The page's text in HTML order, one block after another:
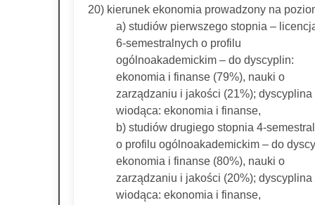
20) kierunek ekonomia prowadzony na
a) studiów pierwszego stopnia –
6-semestralnych o profilu
ogólnoakademickim – do dyscyplin:
ekonomia i finanse (79%), nauki o
zarządzaniu i jakości (21%); dyscyplina
wiodąca: ekonomia i finanse,
b) studiów drugiego stopnia 4-
o profilu ogólnoakademickim – do
ekonomia i finanse (80%), nauki o
zarządzaniu i jakości (20%); dyscyplina
wiodąca: ekonomia i finanse,